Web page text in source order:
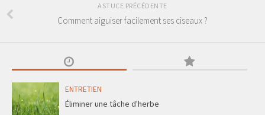
ASTUCE PRÉCÉDENTE
Comment aiguiser facilement ses ciseaux ?
ENTRETIEN
Éliminer une tâche d'herbe